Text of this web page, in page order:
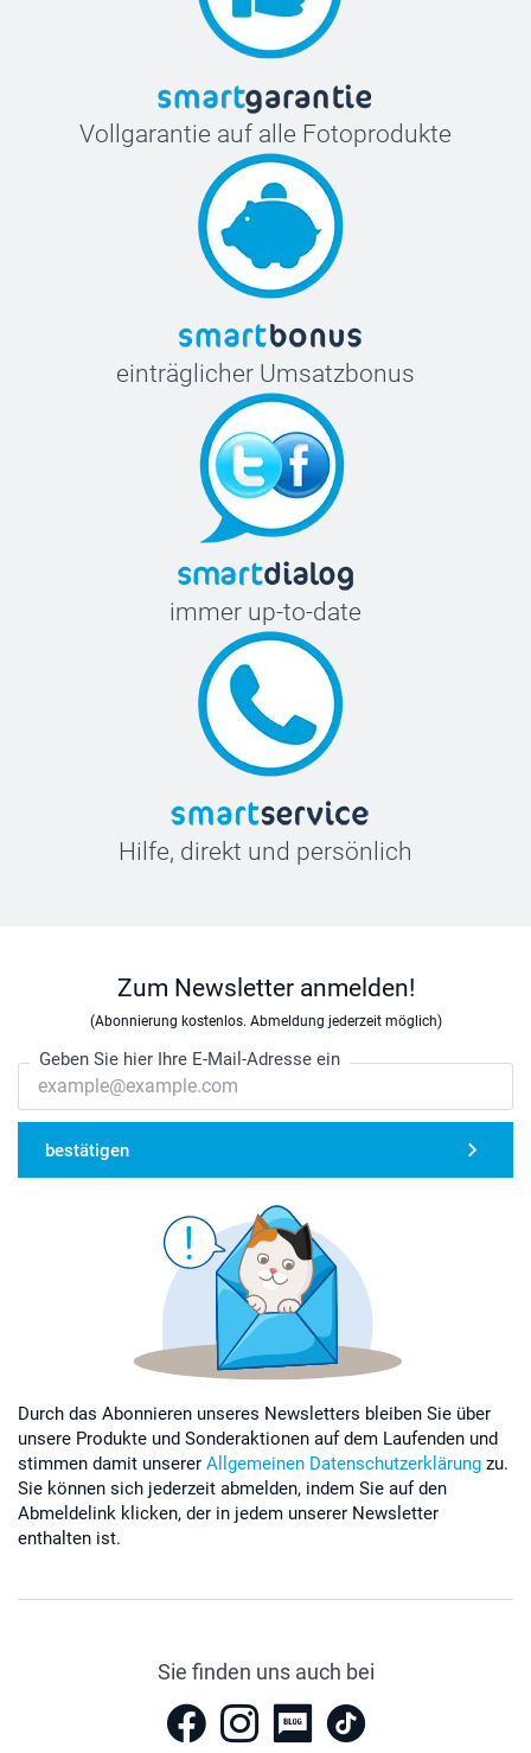
Vollgarantie auf alle Fotoprodukte
einträglicher Umsatzbonus
immer up-to-date
Hilfe, direkt und persönlich
Zum Newsletter anmelden!
(Abonnierung kostenlos. Abmeldung jederzeit möglich)
Geben Sie hier Ihre E-Mail-Adresse ein
bestätigen
Durch das Abonnieren unseres Newsletters bleiben Sie über
unsere Produkte und Sonderaktionen auf dem Laufenden und
stimmen damit unserer Allgemeinen Datenschutzerklärung zu.
Sie können sich jederzeit abmelden, indem Sie auf den
Abmeldelink klicken, der in jedem unserer Newsletter
enthalten ist.
Sie finden uns auch bei